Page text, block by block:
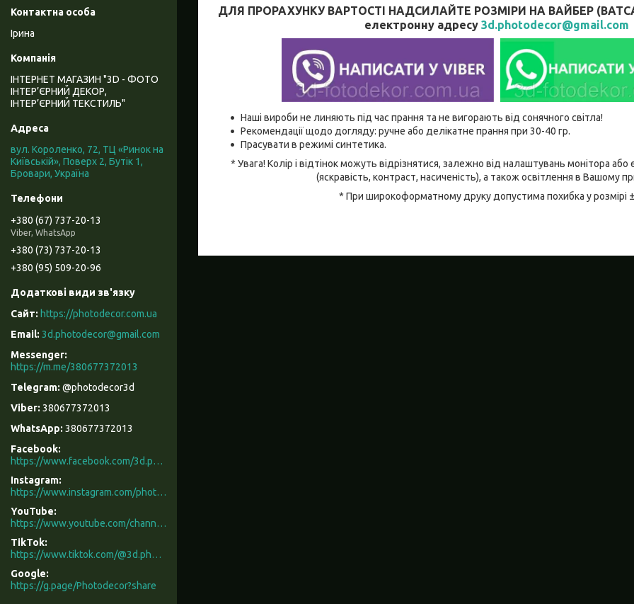
ДЛЯ ПРОРАХУНКУ ВАРТОСТІ НАДСИЛАЙТЕ РОЗМІРИ НА ВАЙБЕР
електронну адресу 3d.photodecor@gmail.com
Наші вироби не линяють під час прання та не вигорають від сонячного світла!
Рекомендації щодо догляду: ручне або делікатне прання при 30-40 гр.
Прасувати в режимі синтетика.
* Увага! Колір і відтінок можуть відрізнятися, залежно від налаштувань монітора
(яскравість, контраст, насиченість), а також освітлення в Вашому
* При широкоформатному друку допустима похибка у розмірі
Ірина
ІНТЕРНЕТ МАГАЗИН "3D - ФОТО
ІНТЕР’ЄРНИЙ ДЕКОР,
ІНТЕР’ЄРНИЙ ТЕКСТИЛЬ"
вул. Короленко, 72, ТЦ «Ринок на
Київській», Поверх 2, Бутік 1,
Бровари, Україна
+380 (67) 737-20-13
Viber, WhatsApp
+380 (73) 737-20-13
+380 (95) 509-20-96
https://photodecor.com.ua
3d.photodecor@gmail.com
https://m.me/380677372013
@photodecor3d
380677372013
380677372013
Facebook
https://www.facebook.com/3d.photodecor/
Instagram
https://www.instagram.com/photodecor.com.ua/
YouTube
https://www.youtube.com/channel/UCXCUerfqRY1Pw7-IptdbqyA/videos
TikTok
https://www.tiktok.com/@3d.photodecor?is_from_webapp=1&sender_device=pc
Google
https://g.page/Photodecor?share